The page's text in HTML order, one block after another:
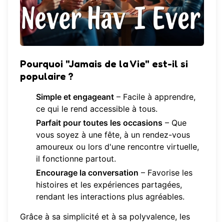
Pourquoi "Jamais de la Vie" est-il si
populaire ?
Simple et engageant – Facile à apprendre,
ce qui le rend accessible à tous.
Parfait pour toutes les occasions – Que
vous soyez à une fête, à un rendez-vous
amoureux ou lors d'une rencontre virtuelle,
il fonctionne partout.
Encourage la conversation – Favorise les
histoires et les expériences partagées,
rendant les interactions plus agréables.
Grâce à sa simplicité et à sa polyvalence, les